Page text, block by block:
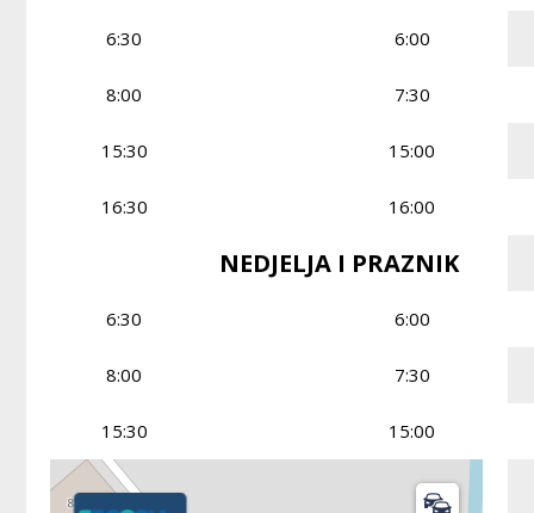
6:30 6:00
8:00 7:30
15:30 15:00
16:30 16:00
NEDJELJA I PRAZNIK
6:30 6:00
8:00 7:30
15:30 15:00